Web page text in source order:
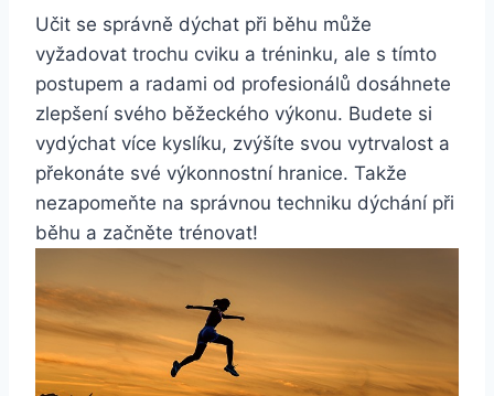
Učit se správně dýchat při běhu může
vyžadovat trochu cviku a tréninku, ale s tímto
postupem a radami od profesionálů dosáhnete
zlepšení svého běžeckého výkonu. Budete si
vydýchat více kyslíku, zvýšíte svou vytrvalost a
překonáte své výkonnostní hranice. Takže
nezapomeňte na správnou techniku dýchání při
běhu a začněte trénovat!